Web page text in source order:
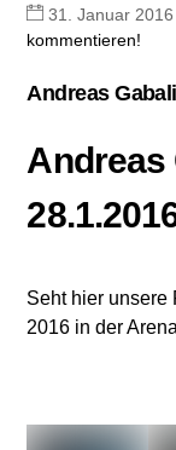
31 .Januar 2016
kommentieren!
Andreas
Andreas
Seht hier unsere
2016 in der